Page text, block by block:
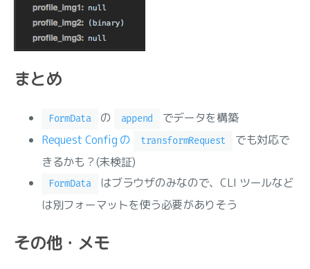
まとめ
FormData の append
でデータを構築
Request Config の
transformRequest
でも対応で
きるかも？(未検証)
FormData
はブラウザのみなので、CLI ツールなど
は別フォーマットを使う必要がありそう
その他・メモ